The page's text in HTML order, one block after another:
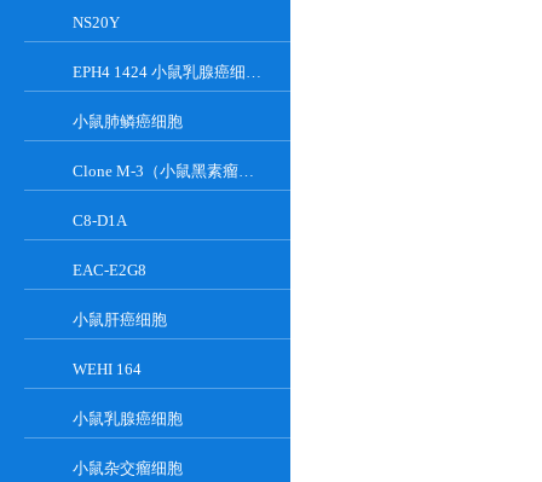
NS20Y
EPH4 1424 小鼠乳腺癌细胞系
小鼠肺鳞癌细胞
Clone M-3（小鼠黑素瘤细胞）
C8-D1A
EAC-E2G8
小鼠肝癌细胞
WEHI 164
小鼠乳腺癌细胞
小鼠杂交瘤细胞